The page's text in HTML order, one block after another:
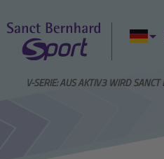
SERIE: AUS AKTIV3 WIRD